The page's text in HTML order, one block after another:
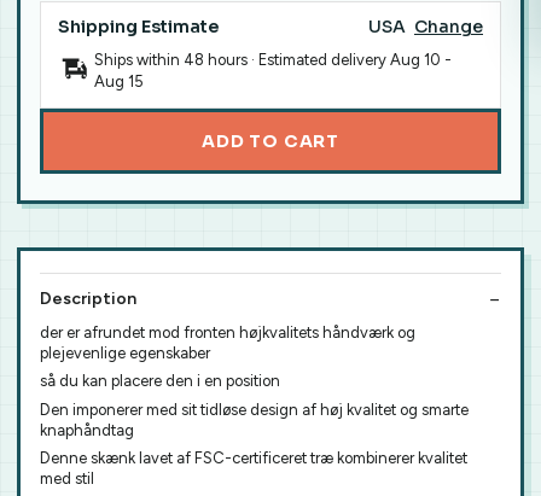
Shipping Estimate USA Change
Ships within 48 hours · Estimated delivery Aug 10 -
Aug 15
ADD TO CART
Description
der er afrundet mod fronten højkvalitets håndværk og
plejevenlige egenskaber
så du kan placere den i en position
Den imponerer med sit tidløse design af høj kvalitet og smarte
knaphåndtag
Denne skænk lavet af FSC-certificeret træ kombinerer kvalitet
med stil